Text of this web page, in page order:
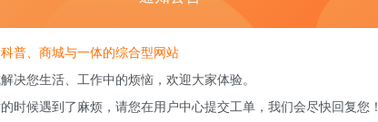
普、商城与一体的综合型网站
决您生活、工作中的烦恼，欢迎大家体验。
时候遇到了麻烦，请您在用户中心提交工单，我们会尽快回复您！